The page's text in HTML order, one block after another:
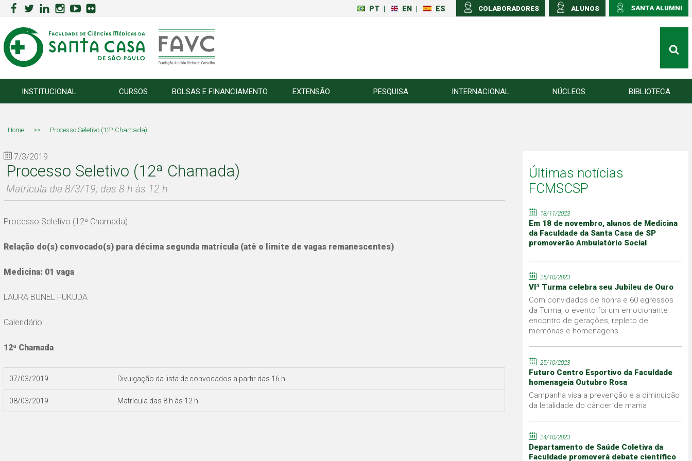
SANTA ALUMNI
ALUNOS
COLABORADORES
PT EN ES
INSTITUCIONAL CURSOS BOLSAS E FINANCIAMENTO EXTENSÃO PESQUISA INTERNACIONAL NÚCLEOS BIBLIOTECA
Home >> Processo Seletivo (12ª Chamada)
7/3/2019
Processo Seletivo (12ª Chamada)
Matrícula dia 8/3/19, das 8 h às 12 h
Processo Seletivo (12ª Chamada)
Relação do(s) convocado(s) para décima segunda matrícula (até o limite de vagas remanescentes)
Medicina: 01 vaga
LAURA BUNEL FUKUDA
Calendário:
12ª Chamada
07/03/2019 Divulgação da lista de convocados a partir das 16 h.
08/03/2019 Matrícula das 8 h às 12 h.
Últimas notícias
FCMSCSP
18/11/2023
Em 18 de novembro, alunos de Medicina
da Faculdade da Santa Casa de SP
promoverão Ambulatório Social
25/10/2023
VIª Turma celebra seu Jubileu de Ouro
Com convidados de honra e 60 egressos
da Turma, o evento foi um emocionante
encontro de gerações, repleto de
memórias e homenagens
25/10/2023
Futuro Centro Esportivo da Faculdade
homenageia Outubro Rosa
Campanha visa a prevenção e a diminuição
da letalidade do câncer de mama
24/10/2023
Departamento de Saúde Coletiva da
Faculdade promoverá debate científico